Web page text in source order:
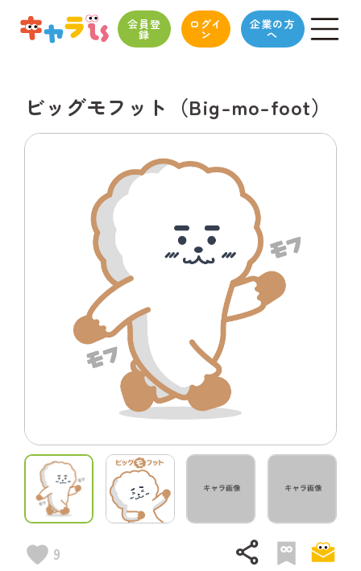
会員登
録
ログイ
ン
企業の方
へ
ビッグモフット（Big-mo-foot）
9 share